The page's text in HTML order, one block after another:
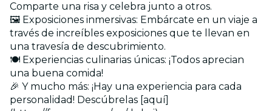
Comparte una risa y celebra junto a otros.
🖼️ Exposiciones inmersivas: Embárcate en un viaje a
través de increíbles exposiciones que te llevan en
una travesía de descubrimiento.
🍽️ Experiencias culinarias únicas: ¡Todos aprecian
una buena comida!
🎉 Y mucho más: ¡Hay una experiencia para cada
personalidad! Descúbrelas [aquí]